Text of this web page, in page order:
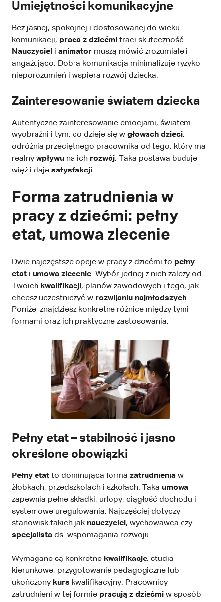
Umiejętności komunikacyjne
Bez jasnej, spokojnej i dostosowanej do wieku
komunikacji, praca z dziećmi traci skuteczność.
Nauczyciel i animator muszą mówić zrozumiale i
angażująco. Dobra komunikacja minimalizuje ryzyko
nieporozumień i wspiera rozwój dziecka.
Zainteresowanie światem dziecka
Autentyczne zainteresowanie emocjami, światem
wyobraźni i tym, co dzieje się w głowach dzieci,
odróżnia przeciętnego pracownika od tego, który ma
realny wpływu na ich rozwój. Taka postawa buduje
więź i daje satysfakcji.
Forma zatrudnienia w
pracy z dziećmi: pełny
etat, umowa zlecenie
Dwie najczęstsze opcje w pracy z dziećmi to pełny
etat i umowa zlecenie. Wybór jednej z nich zależy od
Twoich kwalifikacji, planów zawodowych i tego, jak
chcesz uczestniczyć w rozwijaniu najmłodszych.
Poniżej znajdziesz konkretne różnice między tymi
formami oraz ich praktyczne zastosowania.
Pełny etat – stabilność i jasno
określone obowiązki
Pełny etat to dominująca forma zatrudnienia w
żłobkach, przedszkolach i szkołach. Taka umowa
zapewnia pełne składki, urlopy, ciągłość dochodu i
systemowe uregulowania. Najczęściej dotyczy
stanowisk takich jak nauczyciel, wychowawca czy
specjalista ds. wspomagania rozwoju.
Wymagane są konkretne kwalifikacje: studia
kierunkowe, przygotowanie pedagogiczne lub
ukończony kurs kwalifikacyjny. Pracownicy
zatrudnieni w tej formie pracują z dziećmi w sposób